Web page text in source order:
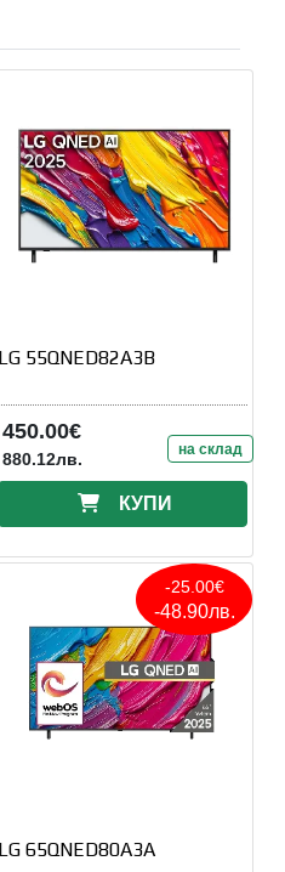
LG 55QNED82A3B
450.00€
880.12лв. на склад
КУПИ
-25.00€
-48.90лв.
LG 65QNED80A3A